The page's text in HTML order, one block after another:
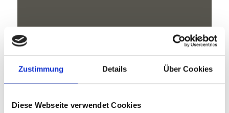
Zustimmung Details Über Cookies
Diese Webseite verwendet Cookies